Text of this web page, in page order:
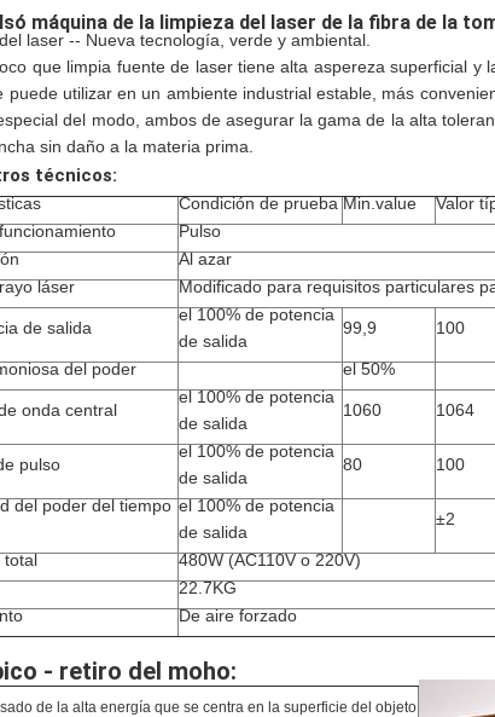
máquina de la limpieza del laser de la fibra de la
laser -- Nueva tecnología, verde y ambiental.
que limpia fuente de laser tiene alta aspereza superficial
puede utilizar en un ambiente industrial estable, más
del modo, ambos de asegurar la gama de la alta
sin daño a la materia prima.
técnicos:
Condición de prueba Min.value Valor
Pulso
Al azar
láser
Modificado para requisitos particulares
de salida
el 100% de potencia
de salida
99,9 100
del poder el 50%
onda central
el 100% de potencia
de salida
1060 1064
pulso
el 100% de potencia
de salida
80 100
del poder del tiempo el 100% de potencia
de salida
±2
480W (AC110V o 220V)
22.7KG
De aire forzado
- retiro del moho:
de la alta energía que se centra en la superficie del objeto